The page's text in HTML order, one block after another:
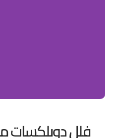
فلل دوبلكسات